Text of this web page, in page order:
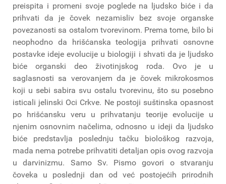
preispita i promeni svoje poglede na ljudsko biće i da
prihvati da je čovek nezamisliv bez svoje organske
povezanosti sa ostalom tvorevinom. Prema tome, bilo bi
neophodno da hrišćanska teologija prihvati osnovne
postavke ideje evolucije u biologiji i shvati da je ljudsko
biće organski deo životinjskog roda. Ovo je u
saglasnosti sa verovanjem da je čovek mikrokosmos
koji u sebi sabira svu ostalu tvorevinu, što su posebno
isticali jelinski Oci Crkve. Ne postoji suštinska opasnost
po hrišćansku veru u prihvatanju teorije evolucije u
njenim osnovnim načelima, odnosno u ideji da ljudsko
biće predstavlja poslednju tačku biološkog razvoja,
mada nema potrebe prihvatiti detaljan opis ovog razvoja
u darvinizmu. Samo Sv. Pismo govori o stvaranju
čoveka u poslednji dan od već postojećih prirodnih